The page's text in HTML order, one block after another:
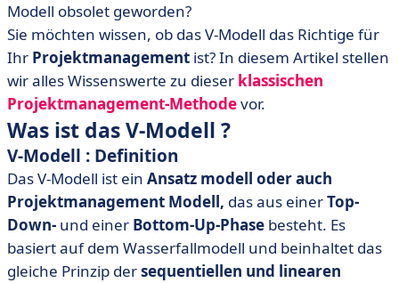
Modell obsolet geworden?
Sie möchten wissen, ob das V-Modell das Richtige für
Ihr Projektmanagement ist? In diesem Artikel stellen
wir alles Wissenswerte zu dieser klassischen
Projektmanagement-Methodevor.
Was ist das V-Modell ?
V-Modell : Definition
Das V-Modell ist ein Ansatz modell oder auch
Projektmanagement Modell, das aus einerTop-
Down- und einer Bottom-Up-Phase besteht. Es
basiert auf dem Wasserfallmodell und beinhaltet das
gleiche Prinzip dersequentiellen und linearen